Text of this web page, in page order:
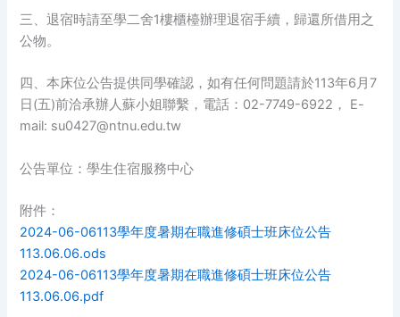
三、退宿時請至學二舍1樓櫃檯辦理退宿手續，歸還所借用之
公物。
四、本床位公告提供同學確認，如有任何問題請於113年6月7
日(五)前洽承辦人蘇小姐聯繫，電話：02-7749-6922， E-
mail: su0427@ntnu.edu.tw
公告單位：學生住宿服務中心
附件：
2024-06-06113學年度暑期在職進修碩士班床位公告
113.06.06.ods
2024-06-06113學年度暑期在職進修碩士班床位公告
113.06.06.pdf